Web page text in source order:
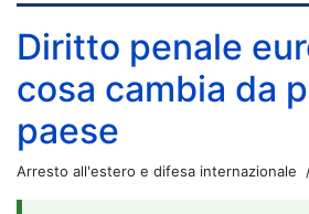
Diritto penale
cosa cambia da
paese
Arresto all'estero e difesa internazionale